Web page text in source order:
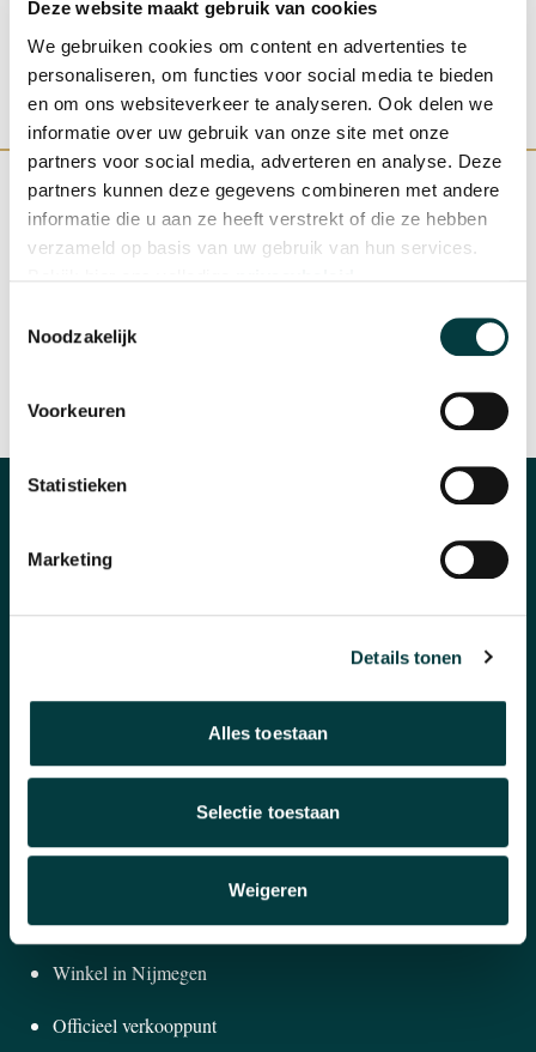
Deze website maakt gebruik van cookies
We gebruiken cookies om content en advertenties te
personaliseren, om functies voor social media te bieden
en om ons websiteverkeer te analyseren. Ook delen we
informatie over uw gebruik van onze site met onze
partners voor social media, adverteren en analyse. Deze
partners kunnen deze gegevens combineren met andere
informatie die u aan ze heeft verstrekt of die ze hebben
verzameld op basis van uw gebruik van hun services.
Noodzakelijk
Voorkeuren
Statistieken
Marketing
Details tonen
Alles toestaan
Selectie toestaan
Weigeren
SNELLE REACTIE INRUILEN HORLOGE
Horloges
Nieuws
WAAROM BIJ ONS KOPEN?
Winkel in Nijmegen
Officieel verkooppunt